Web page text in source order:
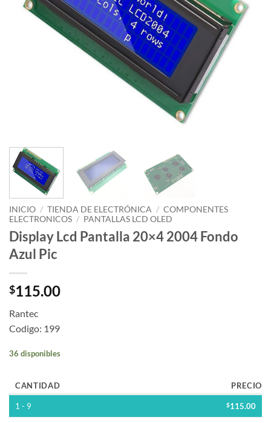
INICIO / TIENDA DE ELECTRÓNICA / COMPONENTES
ELECTRONICOS / PANTALLAS LCD OLED
Display Lcd Pantalla 20×4 2004 Fondo
Azul Pic
$115.00
Rantec
Codigo: 199
36 disponibles
CANTIDAD PRECIO
1 - 9 $115.00